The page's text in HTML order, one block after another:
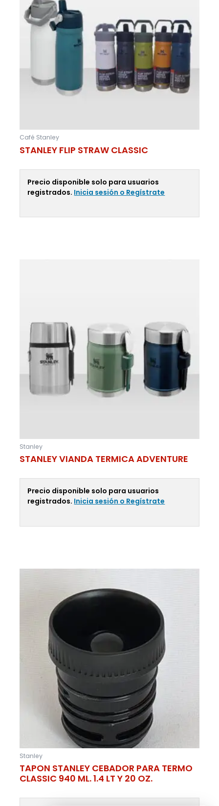
Café Stanley
STANLEY FLIP STRAW CLASSIC
Precio disponible solo para usuarios
registrados. Inicia sesión o Regístrate
Stanley
STANLEY VIANDA TERMICA ADVENTURE
Precio disponible solo para usuarios
registrados. Inicia sesión o Regístrate
Stanley
TAPON STANLEY CEBADOR PARA TERMO
CLASSIC 940 ML. 1.4 LT Y 20 OZ.